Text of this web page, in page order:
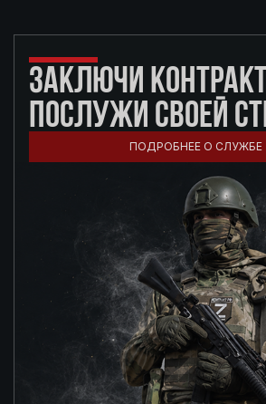
ЗАКЛЮЧИ
ПОСЛУЖИ СВОЕЙ
ПОДРОБНЕЕ О СЛУЖБЕ